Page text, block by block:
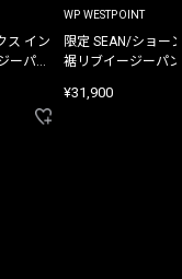
ス イン
ーパン
WP WESTPOINT
限定 SEAN/ショー
裾リブイージーパ
¥31,900